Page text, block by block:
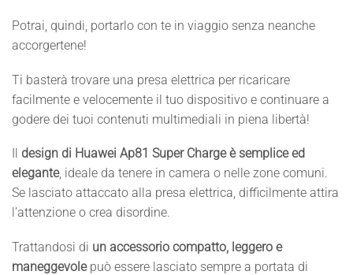
Potrai, quindi, portarlo con te in viaggio senza neanche
accorgertene!
Ti basterà trovare una presa elettrica per ricaricare
facilmente e velocemente il tuo dispositivo e continuare a
godere dei tuoi contenuti multimediali in piena libertà!
design di Huawei Ap81 Super Charge è semplice ed
elegante, ideale da tenere in camera o nelle zone comuni.
Se lasciato attaccato alla presa elettrica, difficilmente attira
l’attenzione o crea disordine.
Trattandosi di un accessorio compatto, leggero e
maneggevolepuò essere lasciato sempre a portata di